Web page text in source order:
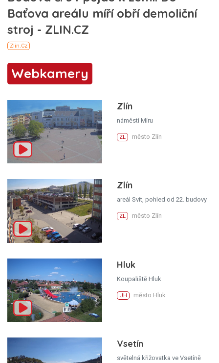
Webkamery
Zlín
náměstí Míru
ZL město Zlín
Zlín
areál Svit, pohled od 22. budovy
ZL město Zlín
Hluk
Koupaliště Hluk
UH město Hluk
Vsetín
světelná křižovatka ve Vsetíně